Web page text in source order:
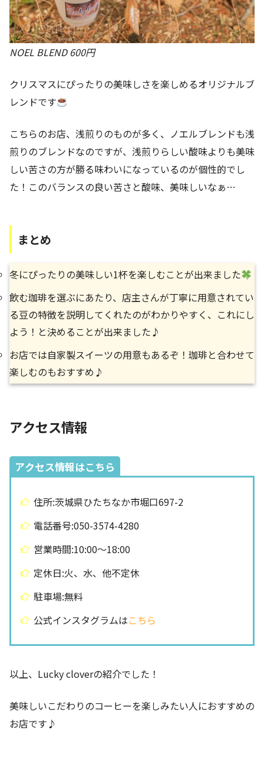
NOEL BLEND 600円
クリスマスにぴったりの美味しさを楽しめるオリジナルブ
レンドです
こちらのお店、浅煎りのものが多く、ノエルブレンドも浅
煎りのブレンドなのですが、浅煎りらしい酸味よりも美味
しい苦さの方が勝る味わいになっているのが個性的でし
た！このバランスの良い苦さと酸味、美味しいなぁ…
まとめ
冬にぴったりの美味しい1杯を楽しむことが出来ました
飲む珈琲を選ぶにあたり、店主さんが丁寧に用意されてい
る豆の特徴を説明してくれたのがわかりやすく、これにし
よう！と決めることが出来ました♪
お店では自家製スイーツの用意もあるぞ！珈琲と合わせて
楽しむのもおすすめ♪
アクセス情報
アクセス情報はこちら
住所:茨城県ひたちなか市堀口697-2
電話番号:050-3574-4280
営業時間:10:00〜18:00
定休日:火、水、他不定休
駐車場:無料
公式インスタグラムはこちら
以上、Lucky cloverの紹介でした！
美味しいこだわりのコーヒーを楽しみたい人におすすめの
お店です♪